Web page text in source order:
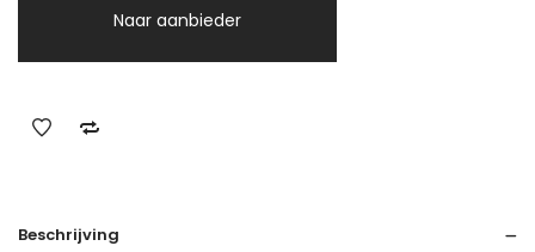
Naar aanbieder
Beschrijving